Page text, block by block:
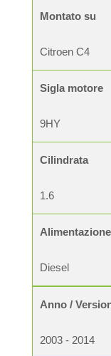
Montato su
Citroen C4
Sigla motore
9HY
Cilindrata
1.6
Alimentazione
Diesel
Anno /
2003 - 2014